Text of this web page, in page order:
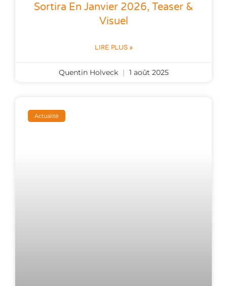
Sortira En Janvier 2026, Teaser &
Visuel
LIRE PLUS »
Quentin Holveck 1 août 2025
Actualité